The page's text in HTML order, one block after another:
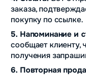
заказа,
покупку по ссылке.
5. Напоминание и
сообщает клиенту,
получения
6. Повторная